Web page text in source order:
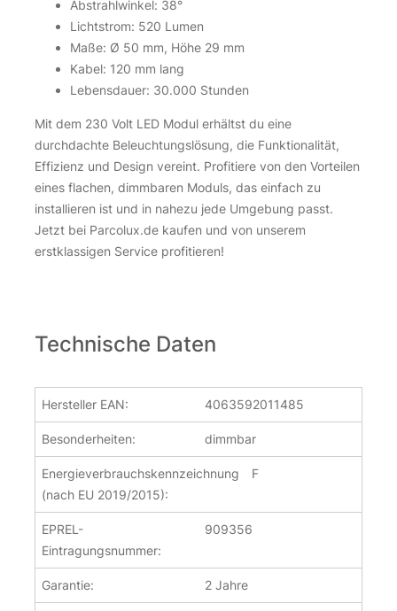
Abstrahlwinkel: 38°
Lichtstrom: 520 Lumen
Maße: Ø 50 mm, Höhe 29 mm
Kabel: 120 mm lang
Lebensdauer: 30.000 Stunden
Mit dem 230 Volt LED Modul erhältst du eine
durchdachte Beleuchtungslösung, die Funktionalität,
Effizienz und Design vereint. Profitiere von den Vorteilen
eines flachen, dimmbaren Moduls, das einfach zu
installieren ist und in nahezu jede Umgebung passt.
Jetzt bei Parcolux.de kaufen und von unserem
erstklassigen Service profitieren!
Technische Daten
Hersteller EAN: 4063592011485
Besonderheiten: dimmbar
Energieverbrauchskennzeichnung
(nach EU 2019/2015):
F
EPREL-
Eintragungsnummer:
909356
Garantie: 2 Jahre